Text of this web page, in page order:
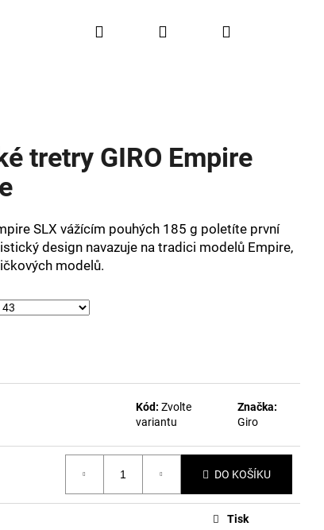
BIKESPORT EVENTY BIKESPORTUL VÝHODY
Hledat PřihlášeníNákupní
tretry GIRO Empire
SLX vážícím pouhých 185 g poletíte první
design navazuje na tradici modelů Empire,
modelů.
Kód: Zvolte
variantu
Značka:
Giro
DO KOŠÍKU
Tisk